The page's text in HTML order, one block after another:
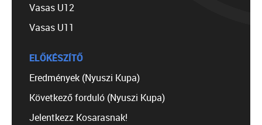
Vasas U12
Vasas U11
ELŐKÉSZÍTŐ
Eredmények (Nyuszi Kupa)
Következő forduló (Nyuszi Kupa)
Jelentkezz Kosarasnak!